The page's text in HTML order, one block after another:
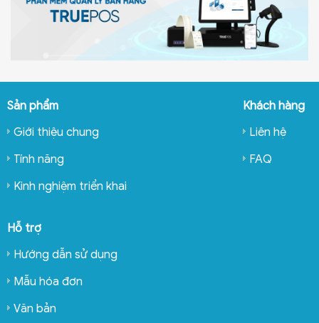
Sản phẩm
Giới thiệu chung
Tính năng
Kinh nghiệm triển khai
Khách hàng
Liên hệ
FAQ
Hỗ trợ
Hướng dẫn sử dụng
Mẫu hóa đơn
Văn bản